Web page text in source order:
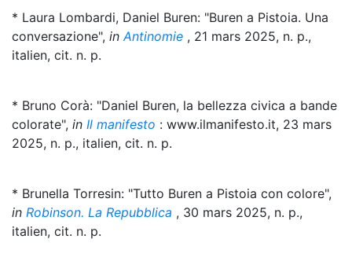
* Laura Lombardi, Daniel Buren: "Buren a Pistoia. Una
conversazione", in Antinomie , 21 mars 2025, n. p.,
italien, cit. n. p.
* Bruno Corà: "Daniel Buren, la bellezza civica a bande
colorate", in Il manifesto : www.ilmanifesto.it, 23 mars
2025, n. p., italien, cit. n. p.
* Brunella Torresin: "Tutto Buren a Pistoia con colore",
in Robinson. La Repubblica , 30 mars 2025, n. p.,
italien, cit. n. p.